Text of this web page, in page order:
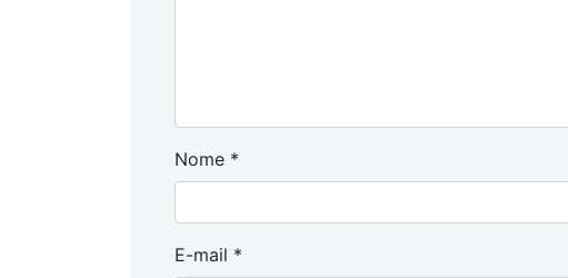
Nome *
E-mail *